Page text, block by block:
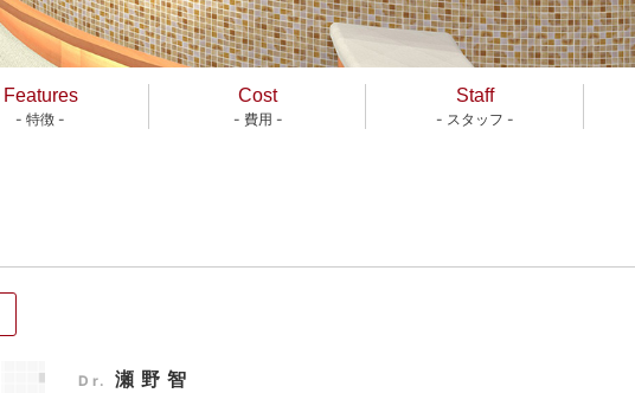
Features
- 特徴 -
Cost
- 費用 -
Staff
- スタッフ -
Dr. 瀬野智